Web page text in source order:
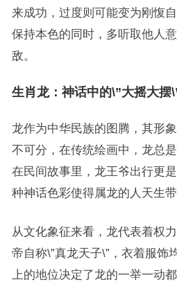
来成功，过度则可能变为刚愎
保持本色的同时，多听取他人
敌。
生肖龙：神话中的\”大摇大摆
龙作为中华民族的图腾，其形
不可分，在传统绘画中，龙总
在民间故事里，龙王爷出行更
种神话色彩使得属龙的人天生带
从文化象征来看，龙代表着权
帝自称\”真龙天子\”，衣着服饰
上的地位决定了龙的一举一动